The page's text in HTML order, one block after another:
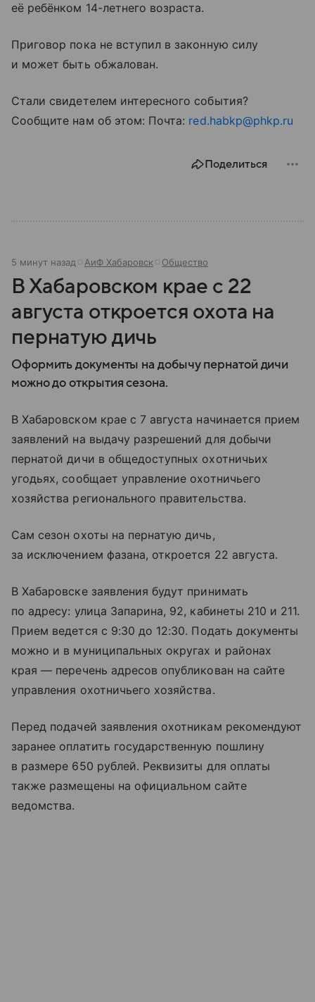
её ребёнком 14-летнего возраста.
Приговор пока не вступил в законную силу
и может быть обжалован.
Стали свидетелем интересного события?
Сообщите нам об этом: Почта: red.habkp@phkp.ru
Поделиться
5 минут назад АиФ Хабаровск Общество
В Хабаровском крае с 22
августа откроется охота на
пернатую дичь
Оформить документы на добычу пернатой дичи
можно до открытия сезона.
В Хабаровском крае с 7 августа начинается прием
заявлений на выдачу разрешений для добычи
пернатой дичи в общедоступных охотничьих
угодьях, сообщает управление охотничьего
хозяйства регионального правительства.
Сам сезон охоты на пернатую дичь,
за исключением фазана, откроется 22 августа.
В Хабаровске заявления будут принимать
по адресу: улица Запарина, 92, кабинеты 210 и 211.
Прием ведется с 9:30 до 12:30. Подать документы
можно и в муниципальных округах и районах
края — перечень адресов опубликован на сайте
управления охотничьего хозяйства.
Перед подачей заявления охотникам рекомендуют
заранее оплатить государственную пошлину
в размере 650 рублей. Реквизиты для оплаты
также размещены на официальном сайте
ведомства.